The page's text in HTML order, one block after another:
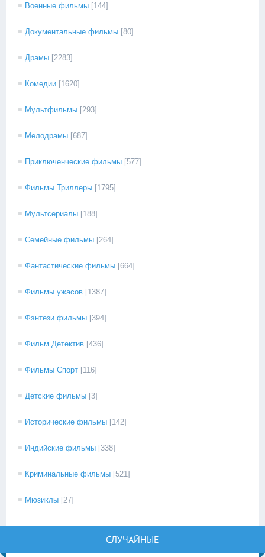
Военные фильмы [144]
Документальные фильмы [80]
Драмы [2283]
Комедии [1620]
Мультфильмы [293]
Мелодрамы [687]
Приключенческие фильмы [577]
Фильмы Триллеры [1795]
Мультсериалы [188]
Семейные фильмы [264]
Фантастические фильмы [664]
Фильмы ужасов [1387]
Фэнтези фильмы [394]
Фильм Детектив [436]
Фильмы Спорт [116]
Детские фильмы [3]
Исторические фильмы [142]
Индийские фильмы [338]
Криминальные фильмы [521]
Мюзиклы [27]
СЛУЧАЙНЫЕ